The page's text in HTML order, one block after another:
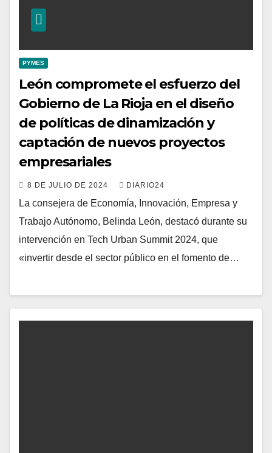
PYMES
León compromete el esfuerzo del
Gobierno de La Rioja en el diseño
de políticas de dinamización y
captación de nuevos proyectos
empresariales
8 DE JULIO DE 2024 DIARIO24
La consejera de Economía, Innovación, Empresa y
Trabajo Autónomo, Belinda León, destacó durante su
intervención en Tech Urban Summit 2024, que
«invertir desde el sector público en el fomento de…